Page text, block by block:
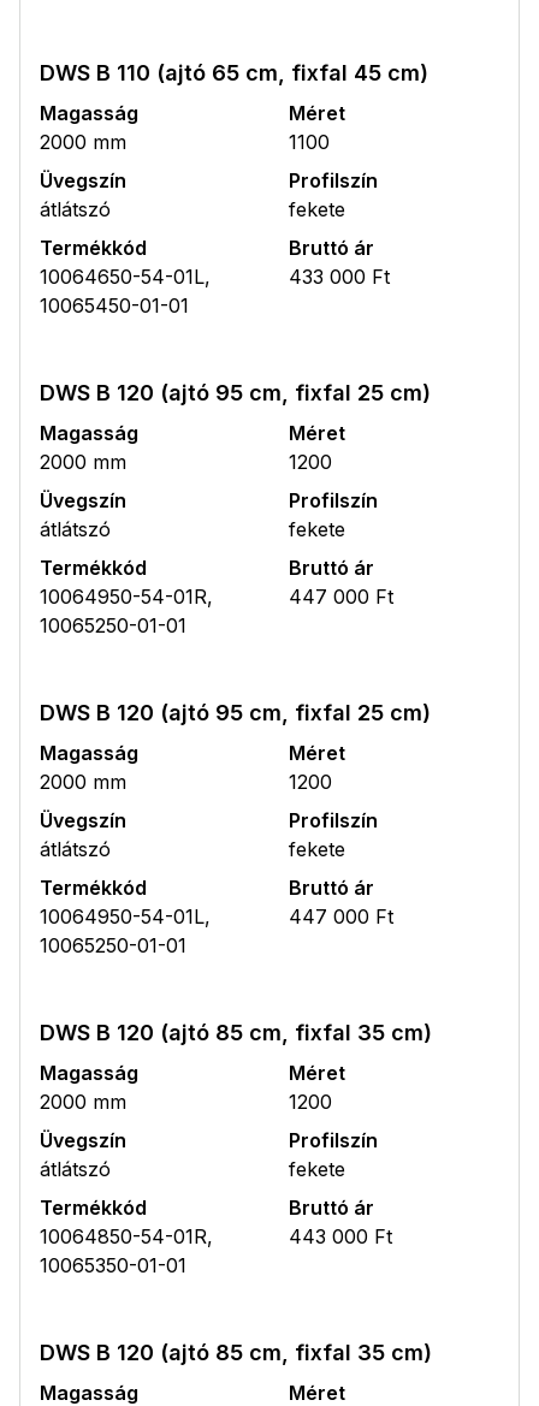
DWS B 110 (ajtó 65 cm, fixfal 45 cm)
Magasság
2000 mm
Méret
1100
Üvegszín
átlátszó
Profilszín
fekete
Termékkód
10064650-54-01L,
10065450-01-01
Bruttó ár
433 000 Ft
DWS B 120 (ajtó 95 cm, fixfal 25 cm)
Magasság
2000 mm
Méret
1200
Üvegszín
átlátszó
Profilszín
fekete
Termékkód
10064950-54-01R,
10065250-01-01
Bruttó ár
447 000 Ft
DWS B 120 (ajtó 95 cm, fixfal 25 cm)
Magasság
2000 mm
Méret
1200
Üvegszín
átlátszó
Profilszín
fekete
Termékkód
10064950-54-01L,
10065250-01-01
Bruttó ár
447 000 Ft
DWS B 120 (ajtó 85 cm, fixfal 35 cm)
Magasság
2000 mm
Méret
1200
Üvegszín
átlátszó
Profilszín
fekete
Termékkód
10064850-54-01R,
10065350-01-01
Bruttó ár
443 000 Ft
DWS B 120 (ajtó 85 cm, fixfal 35 cm)
Magasság
Méret